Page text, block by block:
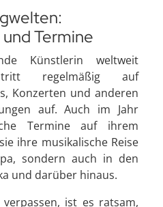
Termine
Künstlerin weltweit
regelmäßig auf
Konzerten und anderen
auf. Auch im Jahr
Termine auf ihrem
ihre musikalische Reise
sondern auch in den
und darüber hinaus.
ist es ratsam,